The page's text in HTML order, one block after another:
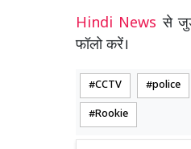
Hindi Newsसे
फॉलो करें।
CCTV police
Rookie